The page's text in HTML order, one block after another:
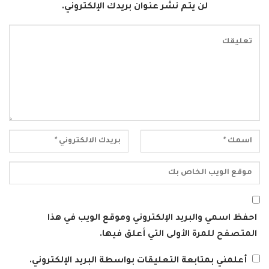
لن يتم نشر عنوان بريدك الإلكتروني.
احفظ اسمي والبريد الإلكتروني وموقع الويب في هذا
المتصفح للمرة الأولى التي أعلق فيها.
أعلمني بمتابعة التعليقات بواسطة البريد الإلكتروني.